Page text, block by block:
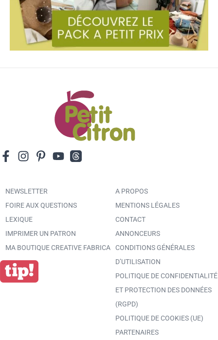
NEWSLETTER
FOIRE AUX QUESTIONS
LEXIQUE
IMPRIMER UN PATRON
MA BOUTIQUE CREATIVE FABRICA
A PROPOS
MENTIONS LÉGALES
CONTACT
ANNONCEURS
CONDITIONS GÉNÉRALES
D’UTILISATION
POLITIQUE DE CONFIDENTIALITÉ
ET PROTECTION DES DONNÉES
(RGPD)
POLITIQUE DE COOKIES (UE)
PARTENAIRES